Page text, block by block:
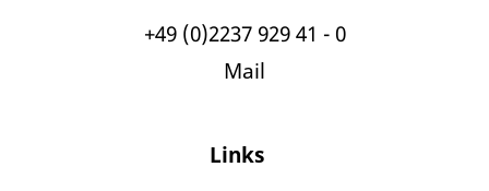
+49 (0)2237 929 41 - 0
Mail
Links